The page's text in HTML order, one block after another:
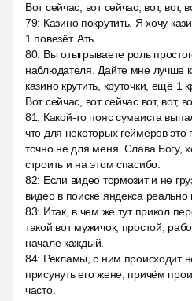
Вот сейчас, вот сейчас, вот, вот,
79: Казино покрутить. Я хочу
1 повезёт. Ать.
80: Вы отыгрываете роль
наблюдателя. Дайте мне лучше
казино крутить, круточки, ещё 1
Вот сейчас, вот сейчас вот, вот,
81: Какой-то пояс сумаиста
что для некоторых геймеров
точно не для меня. Слава Богу,
строить и на этом спасибо.
82: Если видео тормозит и не
видео в поиске яндекса реально
83: Итак, в чем же тут прикол
такой вот мужичок, простой,
начале каждый.
84: Рекламы, с ним происходит
присунуть его жене, причём
часто.